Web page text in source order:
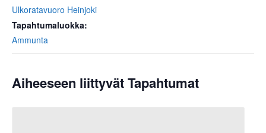
Ulkoratavuoro Heinjoki
Tapahtumaluokka:
Ammunta
Aiheeseen liittyvät Tapahtumat